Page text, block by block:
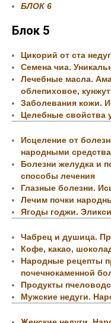
БЛОК 6
Блок 5
Цикорий от ста
Семена чиа.
Лечебные масла.
облепиховое,
Заболевания кожи.
Целебные свойства
Исцеление от
народными
Болезни желудка и
способы лечения
Глазные болезни.
Лечим почки
Ягоды годжи.
Чабрец и душица.
Кофе, какао,
Народные рецепты
почечнокаменной
Продукты
Мужские недуги.